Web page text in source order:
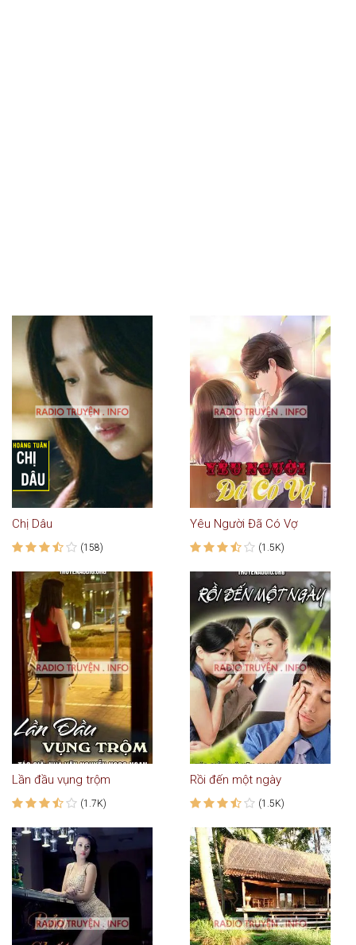
Chị Dâu
(158)
Yêu Người Đã Có Vợ
(1.5K)
Lần đầu vụng trộm
(1.7K)
Rồi đến một ngày
(1.5K)